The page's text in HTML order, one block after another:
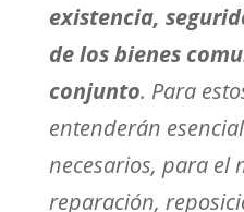
existencia,
de los bienes
conjunto. Para
entenderán
necesarios, para el
reparación,